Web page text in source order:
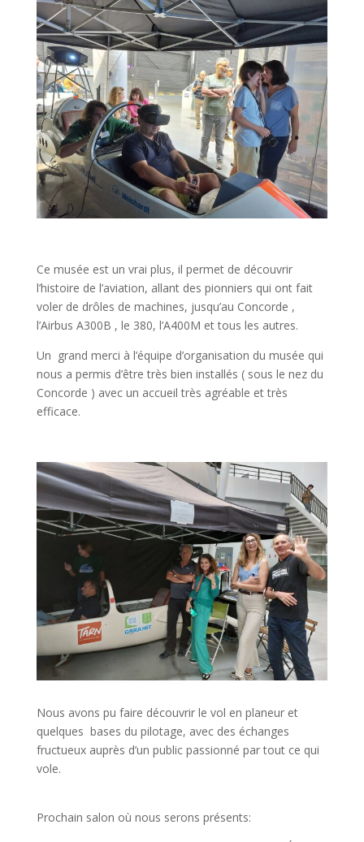
Ce musée est un vrai plus, il permet de découvrir
l’histoire de l’aviation, allant des pionniers qui ont fait
voler de drôles de machines, jusqu’au Concorde ,
l’Airbus A300B , le 380, l’A400M et tous les autres.
Un grand merci à l’équipe d’organisation du musée qui
nous a permis d’être très bien installés ( sous le nez du
Concorde ) avec un accueil très agréable et très
efficace.
Nous avons pu faire découvrir le vol en planeur et
quelques bases du pilotage, avec des échanges
fructueux auprès d’un public passionné par tout ce qui
vole.
Prochain salon où nous serons présents: